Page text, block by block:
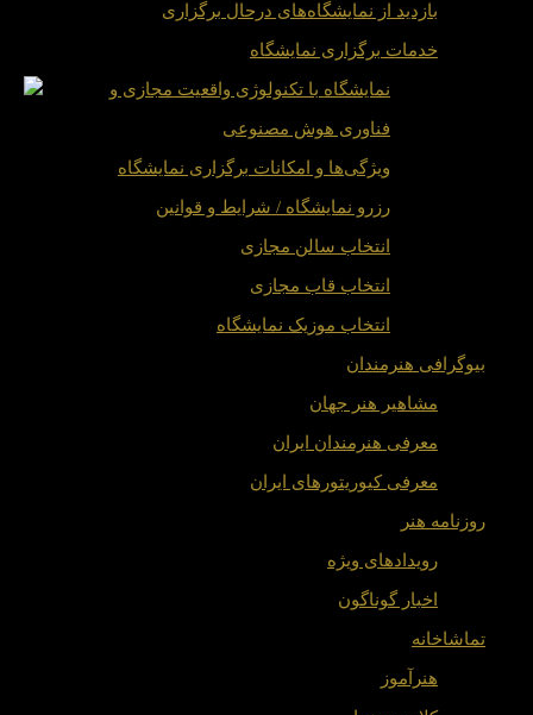
بازدید از نمایشگاه‌های درحال برگزاری
خدمات برگزاری نمایشگاه
نمایشگاه با تکنولوژی واقعیت مجازی و
فناوری هوش مصنوعی
ویژگی‌ها و امکانات برگزاری نمایشگاه
رزرو نمایشگاه / شرایط و قوانین
انتخاب سالن مجازی
انتخاب قاب مجازی
انتخاب موزیک نمایشگاه
بیوگرافی هنرمندان
مشاهیر هنر جهان
معرفی هنرمندان ایران
معرفی کیوریتورهای ایران
روزنامه هنر
رویدادهای ویژه
اخبار گوناگون
تماشاخانه
هنرآموز